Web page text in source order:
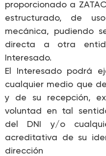
proporcionado a
estructurado, de
mecánica, pudiendo
directa a otra
Interesado.
El Interesado podrá
cualquier medio que
y de su recepción,
voluntad en tal
del DNI y/o
acreditativa de su